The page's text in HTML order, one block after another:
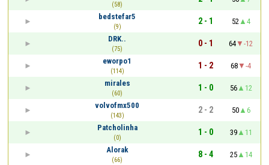
(58)
bedstefar5
(9)
2 - 1 52
4
DRK..
(75)
0 - 1 64
-12
eworpo1
(114)
1 - 2 68
-4
mirales
(60)
1 - 0 56
12
volvofmx500
(143)
2 - 2 50
6
Patcholinha
(0)
1 - 0 39
11
Alorak
(66)
8 - 4 25
14